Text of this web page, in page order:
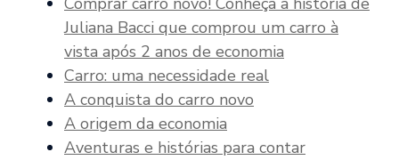
Juliana Bacci que comprou um carro à
vista após 2 anos de economia
Carro: uma necessidade real
A conquista do carro novo
A origem da economia
Aventuras e histórias para contar